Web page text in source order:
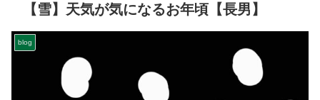
【雪】天気が気になるお年頃【長男】
blog